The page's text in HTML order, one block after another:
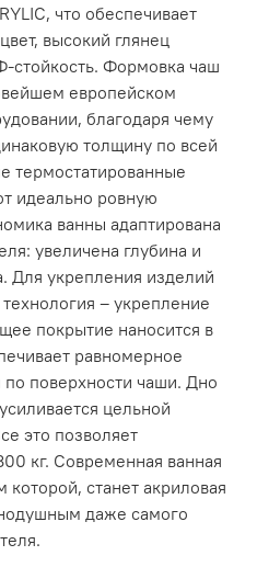
что обеспечивает
высокий глянец
стойкость. Формовка чаш
европейском
благодаря чему
толщину по всей
термостатированные
идеально ровную
ванны адаптирована
увеличена глубина и
Для укрепления изделий
– укрепление
покрытие наносится в
равномерное
поверхности чаши. Дно
цельной
это позволяет
кг. Современная ванная
станет акриловая
даже самого